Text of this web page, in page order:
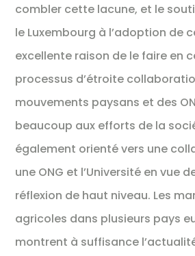
combler cette lacune, et le
le Luxembourg à l’adoption de
excellente raison de le faire en
processus d’étroite
mouvements paysans et des
beaucoup aux efforts de la
également orienté vers une
une ONG et l’Université en vue
réflexion de haut niveau. Les
agricoles dans plusieurs pays
montrent à suffisance